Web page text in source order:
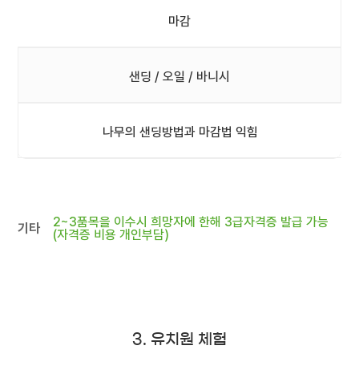
마감
샌딩 / 오일 / 바니시
나무의 샌딩방법과 마감법 익힘
기타
2~3품목을 이수시 희망자에 한해 3급자격증 발급 가능
(자격증 비용 개인부담)
3. 유치원 체험